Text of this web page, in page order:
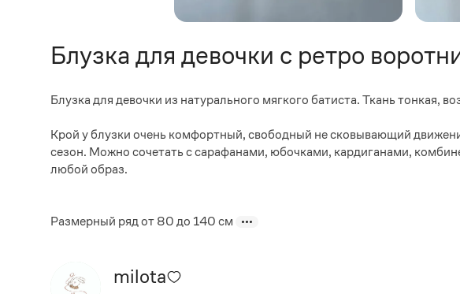
Блузка для девочки с ретро
Блузка для девочки из натурального мягкого батиста. Ткань тонкая,
Крой у блузки очень комфортный, свободный не сковывающий
сезон. Можно сочетать с сарафанами, юбочками, кардиганами,
любой образ.
Размерный ряд от 80 до 140 см
milota